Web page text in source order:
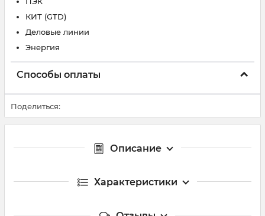
КИТ (GTD)
Деловые линии
Энергия
Способы оплаты
Поделиться:
Описание
Характеристики